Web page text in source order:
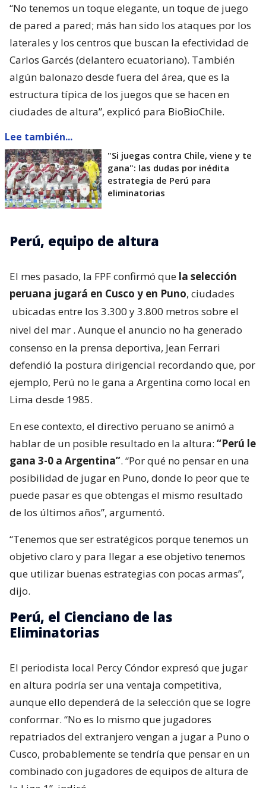
“No tenemos un toque elegante, un toque de juego
de pared a pared; más han sido los ataques por los
laterales y los centros que buscan la efectividad de
Carlos Garcés (delantero ecuatoriano). También
algún balonazo desde fuera del área, que es la
estructura típica de los juegos que se hacen en
ciudades de altura”, explicó para BioBioChile.
Lee también...
"Si juegas contra Chile, viene y te
gana": las dudas por inédita
estrategia de Perú para
eliminatorias
Perú, equipo de altura
El mes pasado, la FPF confirmó que la selección
peruana jugará en Cusco y en Puno, ciudades
ubicadas entre los 3.300 y 3.800 metros sobre el
nivel del mar . Aunque el anuncio no ha generado
consenso en la prensa deportiva, Jean Ferrari
defendió la postura dirigencial recordando que, por
ejemplo, Perú no le gana a Argentina como local en
Lima desde 1985.
En ese contexto, el directivo peruano se animó a
hablar de un posible resultado en la altura: “Perú le
gana 3-0 a Argentina”. “Por qué no pensar en una
posibilidad de jugar en Puno, donde lo peor que te
puede pasar es que obtengas el mismo resultado
de los últimos años”, argumentó.
“Tenemos que ser estratégicos porque tenemos un
objetivo claro y para llegar a ese objetivo tenemos
que utilizar buenas estrategias con pocas armas”,
dijo.
Perú, el Cienciano de las
Eliminatorias
El periodista local Percy Cóndor expresó que jugar
en altura podría ser una ventaja competitiva,
aunque ello dependerá de la selección que se logre
conformar. “No es lo mismo que jugadores
repatriados del extranjero vengan a jugar a Puno o
Cusco, probablemente se tendría que pensar en un
combinado con jugadores de equipos de altura de